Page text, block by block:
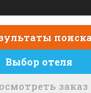
поиска
Выбор отеля
заказ